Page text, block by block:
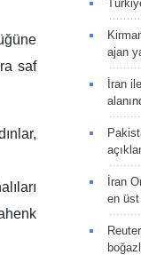
saf
ajan
İran
İran
en